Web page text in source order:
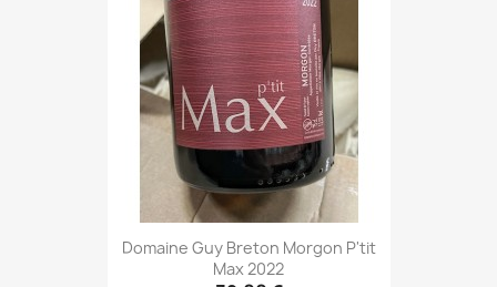
Domaine Guy Breton Morgon P'tit
Max 2022